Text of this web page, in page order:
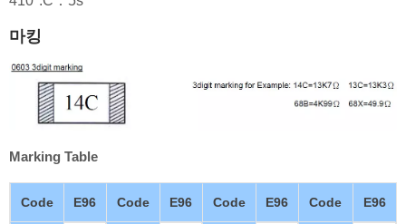
마킹
Marking Table
Code E96 Code E96 Code E96 Code E96